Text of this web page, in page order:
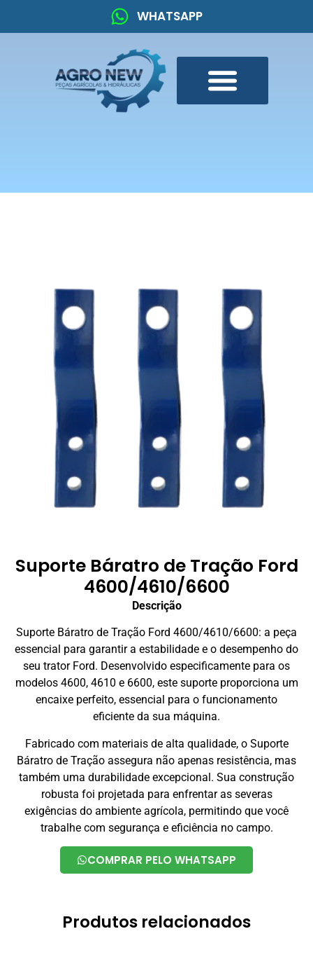
WHATSAPP
Suporte Báratro de Tração Ford
4600/4610/6600
Descrição
Suporte Báratro de Tração Ford 4600/4610/6600: a peça
essencial para garantir a estabilidade e o desempenho do
seu trator Ford. Desenvolvido especificamente para os
modelos 4600, 4610 e 6600, este suporte proporciona um
encaixe perfeito, essencial para o funcionamento
eficiente da sua máquina.
Fabricado com materiais de alta qualidade, o Suporte
Báratro de Tração assegura não apenas resistência, mas
também uma durabilidade excepcional. Sua construção
robusta foi projetada para enfrentar as severas
exigências do ambiente agrícola, permitindo que você
trabalhe com segurança e eficiência no campo.
COMPRAR PELO WHATSAPP
Produtos relacionados